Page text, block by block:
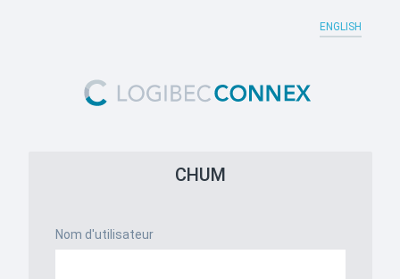
ENGLISH
CHUM
Nom d'utilisateur